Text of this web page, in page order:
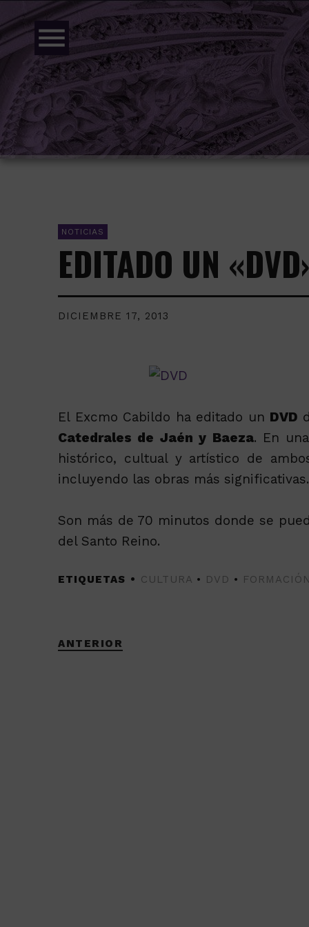
menu
NOTICIAS
EDITADO UN
DICIEMBRE 17, 2013
El Excmo Cabildo ha editado un DVD
Catedrales de Jaén y Baeza. En
histórico, cultual y artístico de
incluyendo las obras más significativas.
Son más de 70 minutos donde se
del Santo Reino.
ETIQUETAS CULTURA • DVD •
ANTERIOR